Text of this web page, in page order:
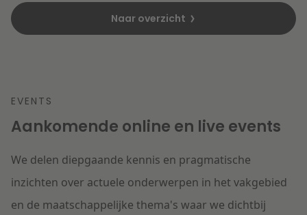
Naar overzicht
EVENTS
Aankomende online en live events
We delen diepgaande kennis en pragmatische
inzichten over actuele onderwerpen in het vakgebied
en de maatschappelijke thema's waar we dichtbij